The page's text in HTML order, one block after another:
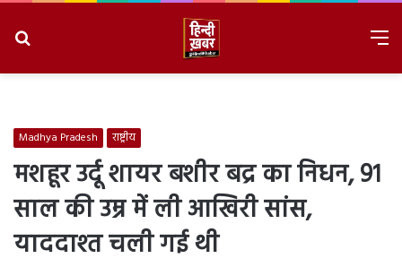
Madhya Pradesh राष्ट्रीय
मशहूर उर्दू शायर बशीर बद्र का निधन, 91
साल की उम्र में ली आखिरी सांस,
याददाश्त चली गई थी